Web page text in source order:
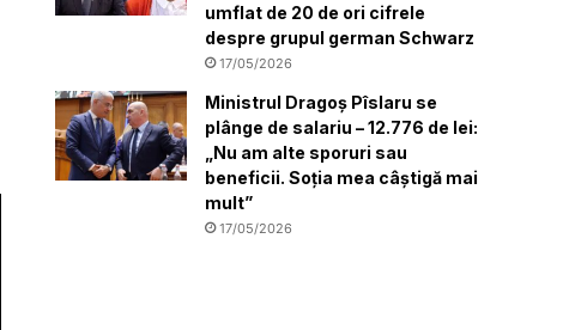
umflat de 20 de ori cifrele
despre grupul german Schwarz
17/05/2026
Ministrul Dragoș Pîslaru se
plânge de salariu – 12.776 de lei:
„Nu am alte sporuri sau
beneficii. Soția mea câștigă mai
mult”
17/05/2026